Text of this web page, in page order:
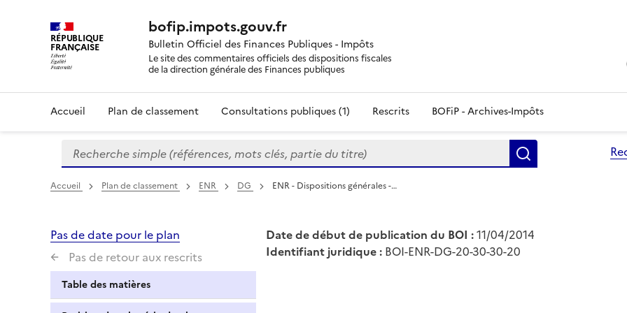
RÉPUBLIQUE
FRANÇAISE
bofip.impots.gouv.fr
Bulletin Officiel des Finances Publiques - Impôts
Le site des commentaires officiels des dispositions fiscales
de la direction générale des Finances publiques
Accueil Plan de classement Consultations publiques (1) Rescrits BOFiP - Archives-Impôts
Formulaire
de
recherche
Recherche simple (références, mots clés, partie du titre)
Accueil Plan de classement ENR DG ENR - Dispositions générales -…
Pas de date pour le plan
Pas de retour aux rescrits
Table des matières
Date de début de publication du BOI :11/04/2014
Identifiant juridique : BOI-ENR-DG-20-30-30-20